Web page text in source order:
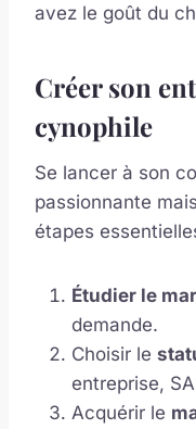
avez le goût du
Créer son
cynophile
Se lancer à son
passionnante
étapes
Étudier le
demande.
Choisir le
entreprise,
Acquérir le